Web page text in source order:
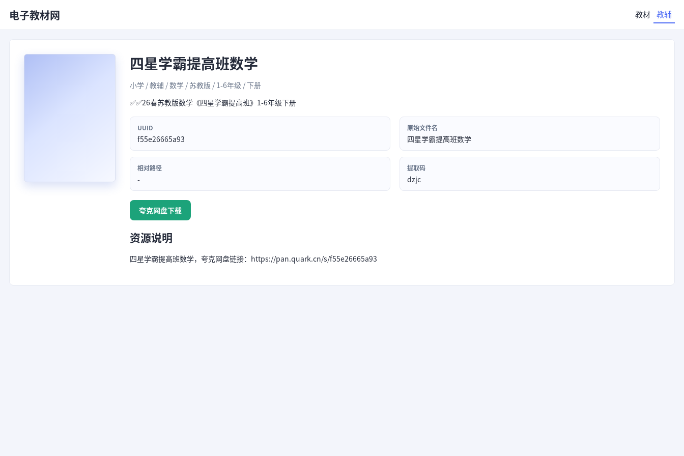
电子教材网 教材 教辅
四星学霸提高班数学
小学 / 教辅 / 数学 / 苏教版 / 1-6年级 / 下册
✅️✅️26春苏教版数学《四星学霸提高班》1-6年级下册
UUID
f55e26665a93
原始文件名
四星学霸提高班数学
相对路径
-
提取码
dzjc
夸克网盘下载
资源说明
四星学霸提高班数学，夸克网盘链接：https://pan.quark.cn/s/f55e26665a93